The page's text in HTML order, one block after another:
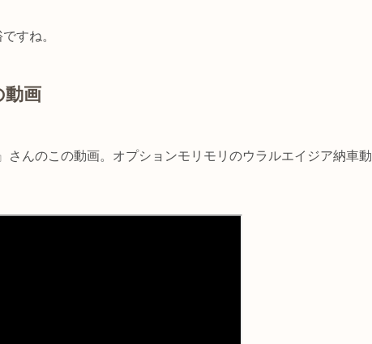
すね。
動画
さんのこの動画。オプションモリモリのウラルエイジア納車動